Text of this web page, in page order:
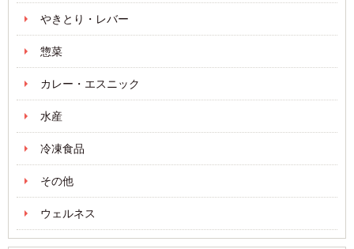
やきとり・レバー
惣菜
カレー・エスニック
水産
冷凍食品
その他
ウェルネス